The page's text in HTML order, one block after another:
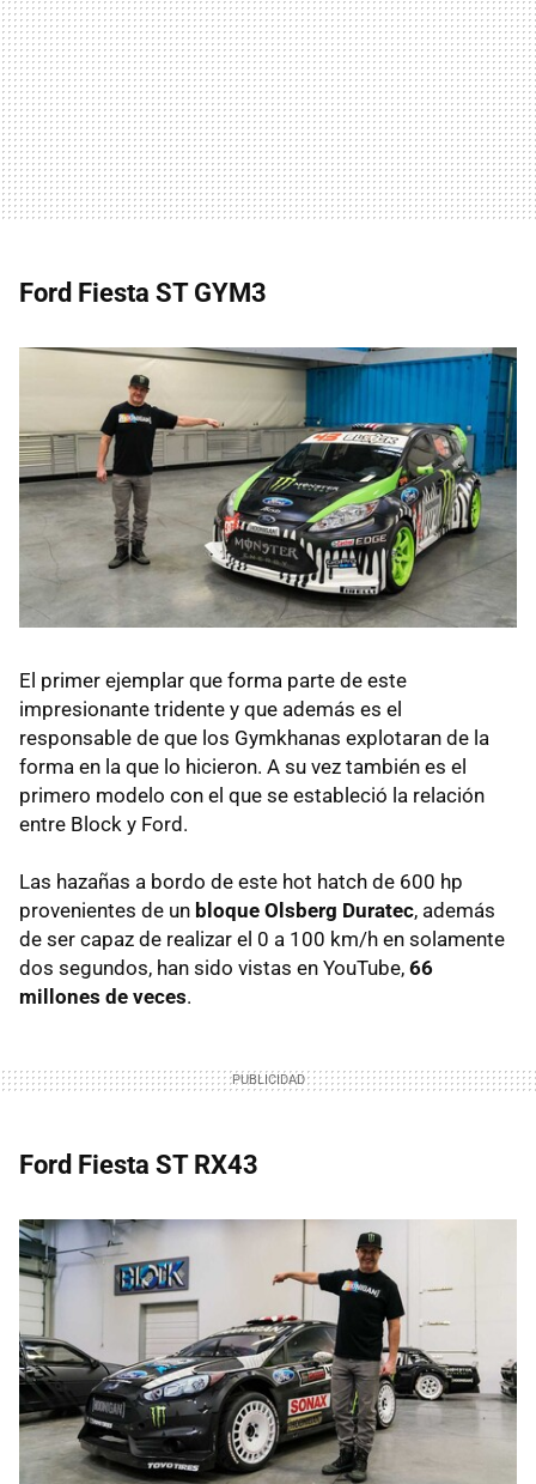
Ford Fiesta ST GYM3
El primer ejemplar que forma parte de este
impresionante tridente y que además es el
responsable de que los Gymkhanas explotaran de la
forma en la que lo hicieron. A su vez también es el
primero modelo con el que se estableció la relación
entre Block y Ford.
Las hazañas a bordo de este hot hatch de 600 hp
provenientes de un bloque Olsberg Duratec, además
de ser capaz de realizar el 0 a 100 km/h en solamente
dos segundos, han sido vistas en YouTube, 66
millones de veces.
Ford Fiesta ST RX43